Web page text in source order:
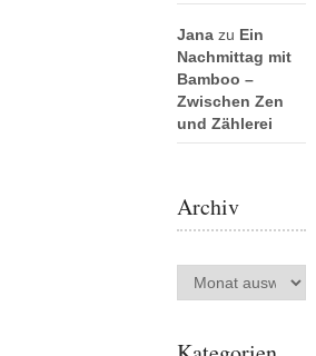
Janazu Ein
Nachmittag mit
Bamboo –
Zwischen Zen
und Zählerei
Archiv
Archiv